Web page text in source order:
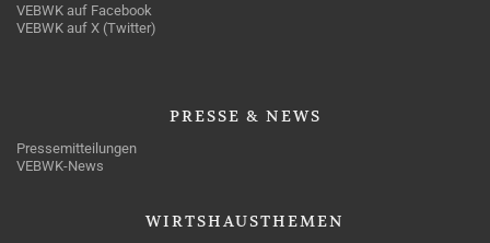
VEBWK auf Facebook
VEBWK auf X (Twitter)
PRESSE & NEWS
Pressemitteilungen
VEBWK-News
WIRTSHAUSTHEMEN